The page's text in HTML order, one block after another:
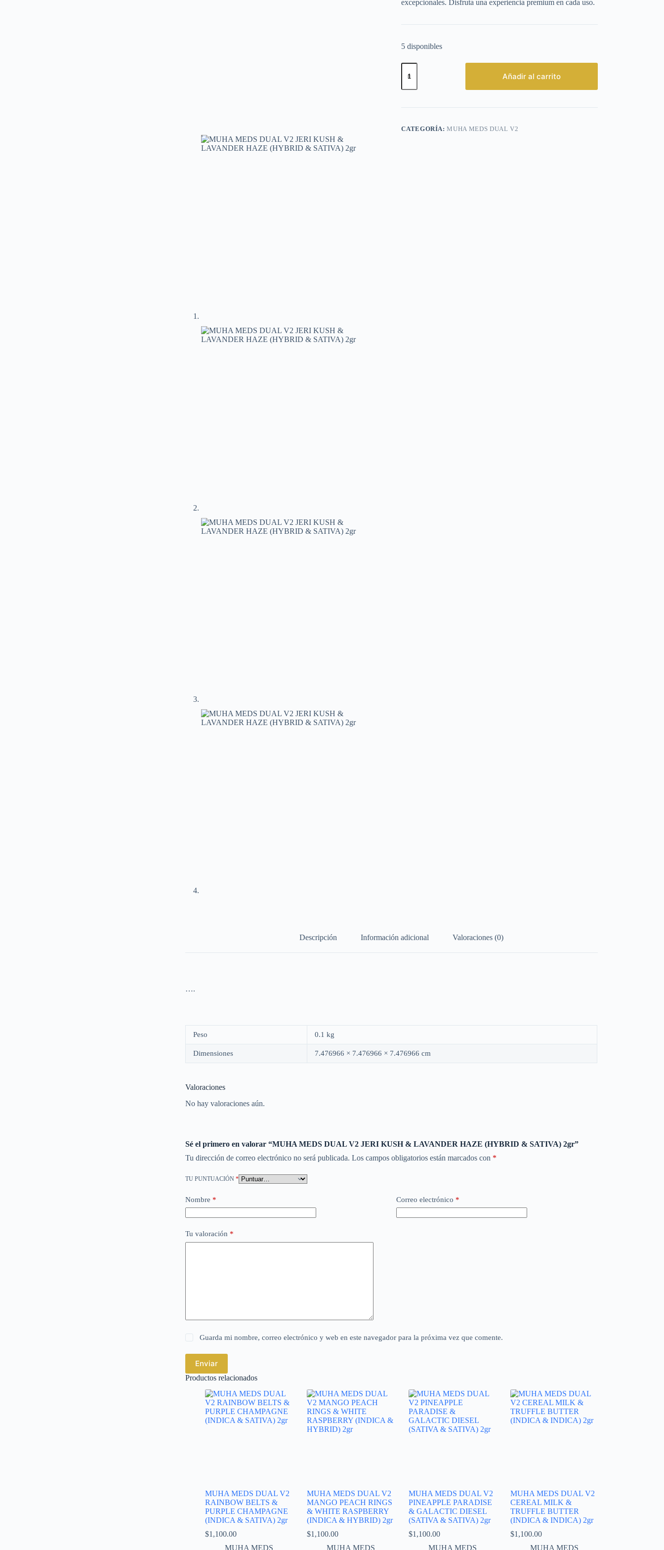
excepcionales. Disfruta una experiencia premium en cada uso.
5 disponibles
MUHA
MEDS
V2
KUSH
LAVANDER
HAZE
Añadir al carrito
CATEGORÍA:MUHA MEDS DUAL V2
Descripción Información adicional Valoraciones (0)
….
Peso 0.1 kg
Dimensiones 7.476966 × 7.476966 × 7.476966 cm
Valoraciones
No hay valoraciones aún.
Sé el primero en valorar “MUHA MEDS DUAL V2 JERI KUSH & LAVANDER HAZE (HYBRID & SATIVA) 2gr”
Tu dirección de correo electrónico no será publicada. Los campos obligatorios están marcados con *
TU PUNTUACIÓN *
Nombre * Correo electrónico *
Tu valoración *
Guarda mi nombre, correo electrónico y web en este navegador para la próxima vez que comente.
Enviar
Productos relacionados
MUHA MEDS DUAL V2
RAINBOW BELTS &
PURPLE CHAMPAGNE
(INDICA & SATIVA) 2gr
$1,100.00
MUHA MEDS
MUHA MEDS DUAL V2
MANGO PEACH RINGS
& WHITE RASPBERRY
(INDICA & HYBRID) 2gr
$1,100.00
MUHA MEDS
MUHA MEDS DUAL V2
PINEAPPLE PARADISE
& GALACTIC DIESEL
(SATIVA & SATIVA) 2gr
$1,100.00
MUHA MEDS
MUHA MEDS DUAL V2
CEREAL MILK &
TRUFFLE BUTTER
(INDICA & INDICA) 2gr
$1,100.00
MUHA MEDS